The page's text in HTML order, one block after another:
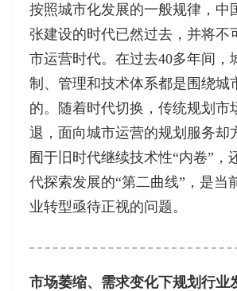
按照城市化发展的一般规律，中
张建设的时代已然过去，并将不
市运营时代。在过去40多年间，
制、管理和技术体系都是围绕城
的。随着时代切换，传统规划市
退，面向城市运营的规划服务却
囿于旧时代继续技术性“内卷”，
代探索发展的“第二曲线”，是当
业转型亟待正视的问题。
市场萎缩、需求变化下规划行业